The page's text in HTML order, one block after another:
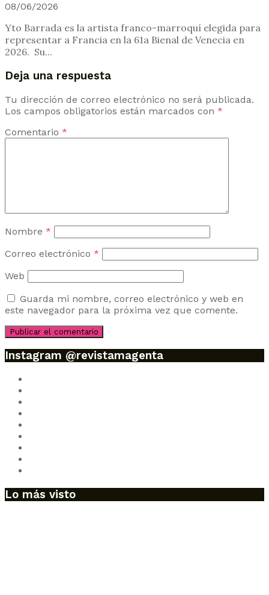
08/06/2026
Yto Barrada es la artista franco-marroquí elegida para
representar a Francia en la 61a Bienal de Venecia en
2026. Su...
Deja una respuesta
Tu dirección de correo electrónico no será publicada.
Los campos obligatorios están marcados con *
Comentario *
Nombre *
Correo electrónico *
Web
Guarda mi nombre, correo electrónico y web en
este navegador para la próxima vez que comente.
Instagram @revistamagenta
Lo más visto